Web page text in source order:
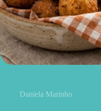
Daniela Marinho